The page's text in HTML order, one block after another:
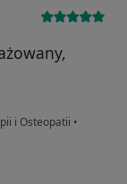
i Osteopatii •